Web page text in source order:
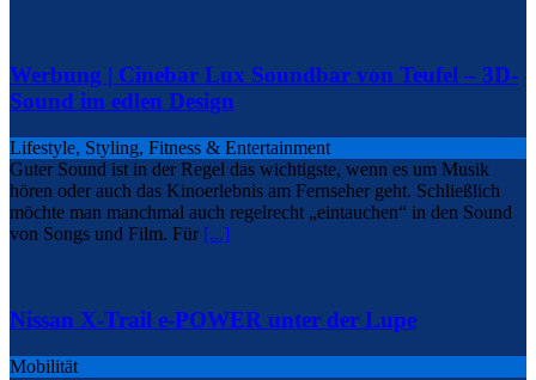
Werbung | Cinebar Lux Soundbar von Teufel – 3D-
Sound im edlen Design
Lifestyle, Styling, Fitness & Entertainment
Guter Sound ist in der Regel das wichtigste, wenn es um Musik
hören oder auch das Kinoerlebnis am Fernseher geht. Schließlich
möchte man manchmal auch regelrecht „eintauchen“ in den Sound
von Songs und Film. Für [...]
Nissan X-Trail e-POWER unter der Lupe
Mobilität